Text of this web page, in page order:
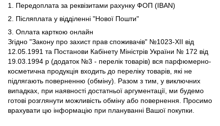
1. Передоплата за реквізитами рахунку ФОП (IBAN)
2. Післяплата у відділенні "Нової Пошти"
3. Оплата карткою онлайн
Згідно "Закону про захист прав споживачів" №1023-XII від
12.05.1991 та Постанови Кабінету Міністрів України № 172 від
19.03.1994 р (додаток №3 - перелік товарів) вся парфюмерно-
косметична продукція входить до переліку товарів, які не
підлягають поверненню (обміну). Разом з тим, у виключних
випадках, при наявності достатньої аргументації, ми будемо
готові розглянути можливість обміну або повернення. Просимо
врахувати цю інформацію при плануванні Вашої покупки.